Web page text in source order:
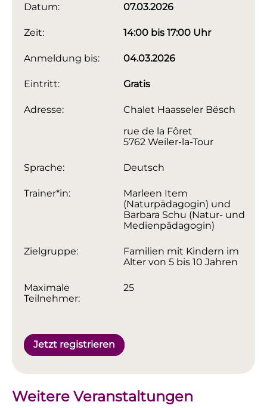
Datum: 07.03.2026
Zeit: 14:00 bis 17:00 Uhr
Anmeldung bis: 04.03.2026
Eintritt: Gratis
Adresse:
Chalet Haasseler Bësch
rue de la Fôret
5762 Weiler-la-Tour
Sprache: Deutsch
Trainer*in:
Marleen Item
(Naturpädagogin) und
Barbara Schu (Natur- und
Medienpädagogin)
Zielgruppe:
Familien mit Kindern im
Alter von 5 bis 10 Jahren
Maximale
Teilnehmer:
25
Jetzt registrieren
Weitere Veranstaltungen